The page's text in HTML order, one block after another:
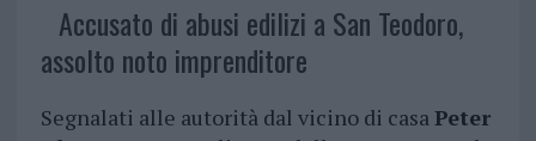
Accusato di abusi edilizi a San Teodoro,
assolto noto imprenditore
Segnalati alle autorità dal vicino di casaPeter